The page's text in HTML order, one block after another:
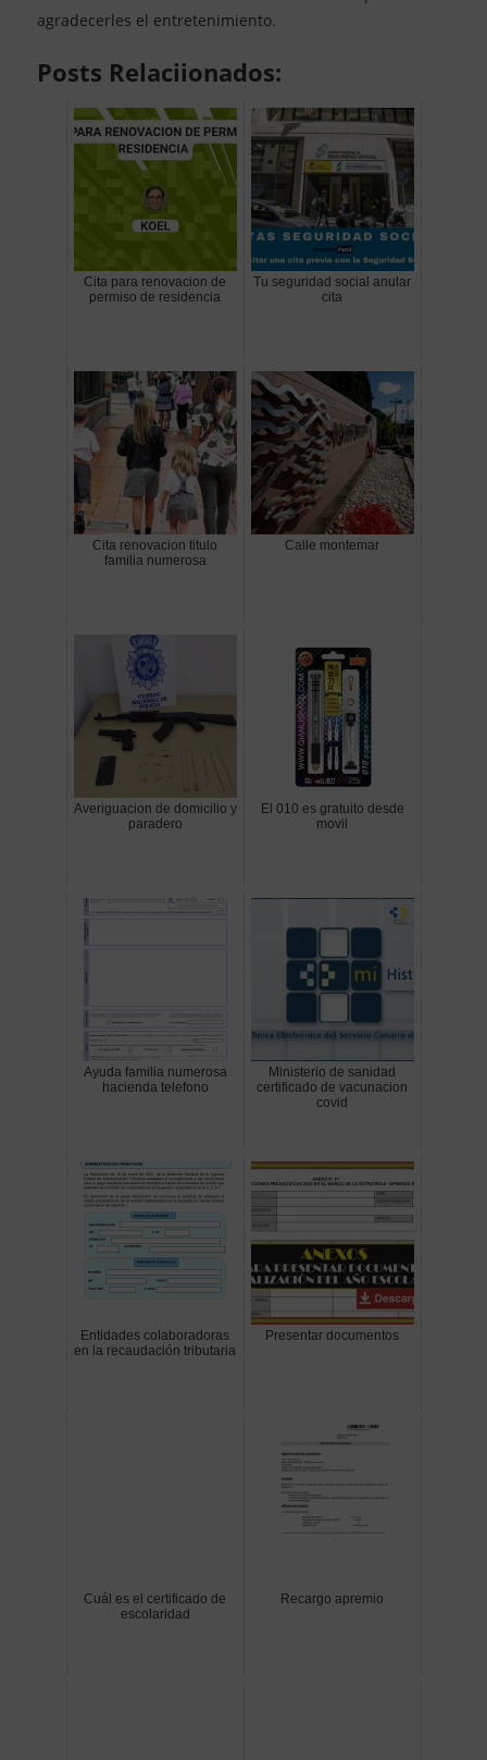
agradecerles el entretenimiento.
Posts Relaciionados:
Cita para renovacion de
permiso de residencia
Tu seguridad social anular
cita
Cita renovacion titulo
familia numerosa
Calle montemar
Averiguacion de domicilio y
paradero
El 010 es gratuito desde
movil
Ayuda familia numerosa
hacienda telefono
Ministerio de sanidad
certificado de vacunacion
covid
Entidades colaboradoras
en la recaudación tributaria
Presentar documentos
Cuál es el certificado de
escolaridad
Recargo apremio